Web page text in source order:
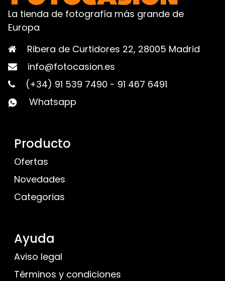
La tienda de fotografía más grande de
Europa
Ribera de Curtidores 22, 28005 Madrid
info@fotocasion.es
(+34) 91 539 7490 - 91 467 6491
Whatsapp
Producto
Ofertas
Novedades
Categorias
Ayuda
Aviso legal
Términos y condiciones